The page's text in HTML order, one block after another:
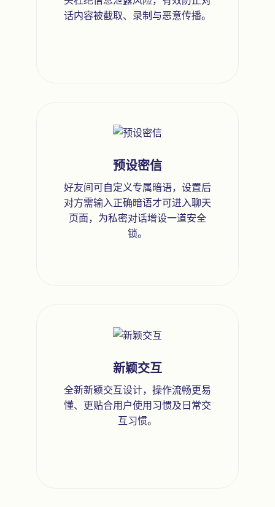
话内容被截取、录制与恶意传播。
预设密信
好友间可自定义专属暗语，设置后
对方需输入正确暗语才可进入聊天
页面，为私密对话增设一道安全
锁。
新颖交互
全新新颖交互设计，操作流畅更易
懂、更贴合用户使用习惯及日常交
互习惯。